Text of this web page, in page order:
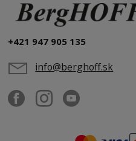
+421 947 905 135
info@berghoff.sk